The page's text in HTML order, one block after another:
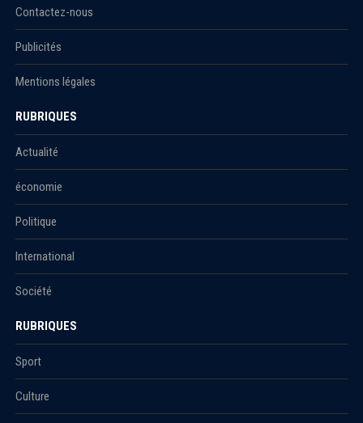
Contactez-nous
Publicités
Mentions légales
RUBRIQUES
Actualité
économie
Politique
International
Société
RUBRIQUES
Sport
Culture